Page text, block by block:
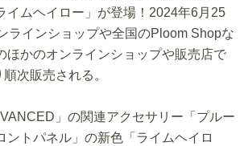
イムヘイロー」が登場！2024年6月25
ラインショップや全国のPloom Shopな
ほかのオンラインショップや販売店で
次販売される。
」の関連アクセサリー「プルー
ントパネル」の新色「ライムヘイロ